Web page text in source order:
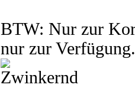
BTW: Nur zur
nur zur